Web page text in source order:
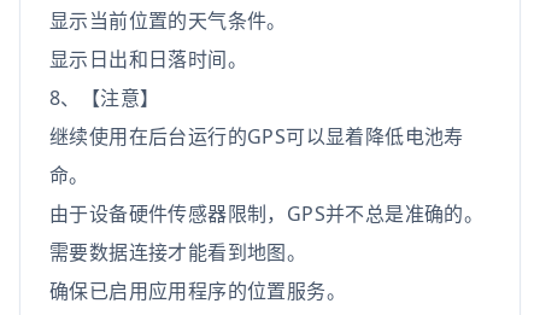
显示当前位置的天气条件。
显示日出和日落时间。
8、【注意】
继续使用在后台运行的GPS可以显着降低电池寿
命。
由于设备硬件传感器限制，GPS并不总是准确的。
需要数据连接才能看到地图。
确保已启用应用程序的位置服务。